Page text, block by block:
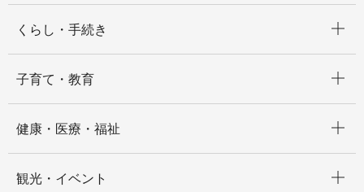
くらし・手続き
子育て・教育
健康・医療・福祉
観光・イベント